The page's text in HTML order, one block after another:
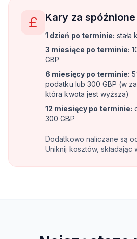
Kary za spóźnione
1 dzień po terminie: stała
3 miesiące po terminie:
GBP
6 miesięcy po terminie:
podatku lub 300 GBP (w
która kwota jest wyższa)
12 miesięcy po terminie:
300 GBP
Dodatkowo naliczane są
Uniknij kosztów, składając